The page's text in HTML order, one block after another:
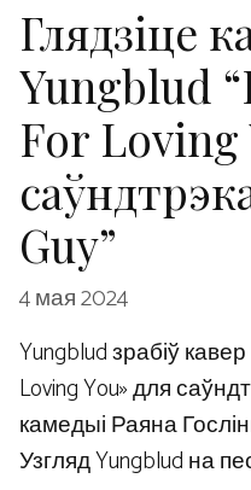
Глядзіце
Yungblud
For Loving
Guy”
4 мая 2024
Yungblud зрабіў кавер
Loving You» для
камедыі Раяна
Узгляд Yungblud на